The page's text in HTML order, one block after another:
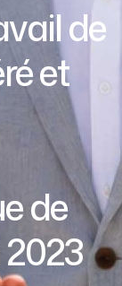
de
et
de
2023